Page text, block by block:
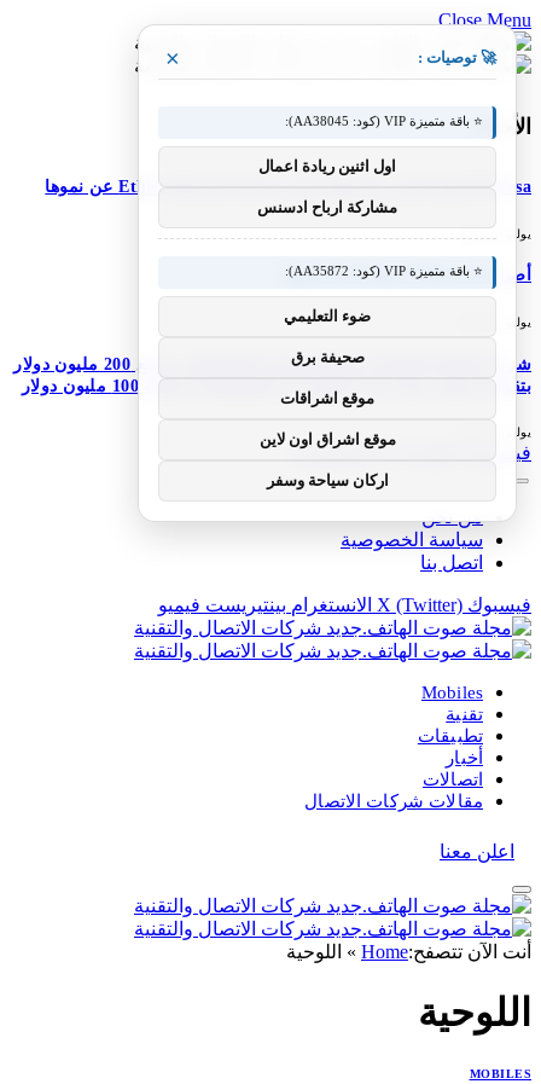
Close Menu
الأحدث
M-Pesa إثيوبيا تعزز خدماتها؛ تعلن شركة Ethio Telecom عن نموها
يوليو 30, 2026
أصبح DJI Osmo Pocket 4P عالميًا
يوليو 30, 2026
شركة Simile الناشئة ذات المستخدم الاصطناعي تجمع 200 مليون دولار
بتقييم 2 مليار دولار بعد 5 أشهر من السلسلة A بقيمة 100 مليون دولار
يوليو 30, 2026
فيسبوك X (Twitter) الانستغرام
من نحن
سياسة الخصوصية
اتصل بنا
فيسبوك X (Twitter) الانستغرام بينتيريست فيميو
Mobiles
تقنية
تطبيقات
أخبار
اتصالات
مقالات شركات الاتصال
اعلن معنا
أنت الآن تتصفح:Home
» اللوحية
اللوحية
MOBILES
🚀 توصيات : ×
⭐ باقة متميزة VIP (كود: AA38045):
اول اثنين ريادة اعمال
مشاركة ارباح ادسنس
⭐ باقة متميزة VIP (كود: AA35872):
ضوء التعليمي
صحيفة برق
موقع اشراقات
موقع اشراق اون لاين
اركان سياحة وسفر